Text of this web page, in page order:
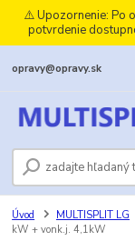
⚠️ Upozornenie: Po
potvrdenie
opravy@opravy.sk
Úvod MULTISPLIT LG
kW + vonk.j. 4,1kW